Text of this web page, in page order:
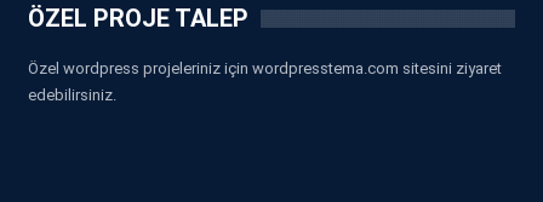
ÖZEL PROJE TALEP
Özel wordpress projeleriniz için wordpresstema.com sitesini ziyaret
edebilirsiniz.